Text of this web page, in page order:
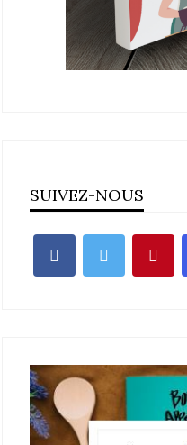
SUIVEZ-NOUS